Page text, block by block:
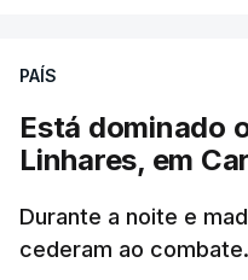
PAÍS
Está dominado
Linhares, em
Durante a noite e
cederam ao